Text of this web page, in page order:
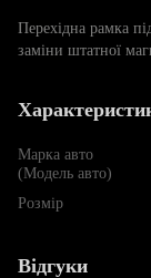
Перехідна рамка
заміни штатної
Марка авто
(Модель авто)
Розмір
Відгуки